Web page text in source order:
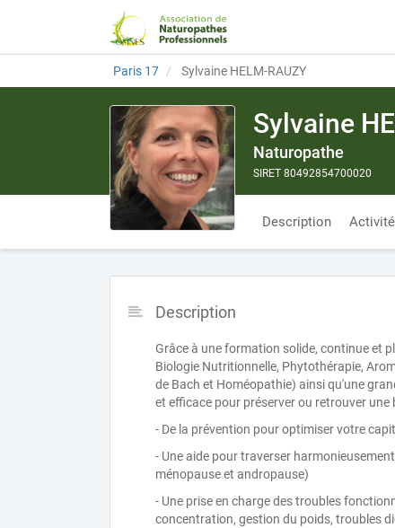
Paris 17 Sylvaine HELM-RAUZY
Sylvaine
Naturopathe
SIRET 80492854700020
Description
Description
Grâce à une formation solide, continue et
Biologie Nutritionnelle, Phytothérapie,
de Bach et Homéopathie) ainsi qu'une
et efficace pour préserver ou retrouver une
- De la prévention pour optimiser votre
- Une aide pour traverser
ménopause et andropause)
- Une prise en charge des troubles
concentration, gestion du poids, troubles